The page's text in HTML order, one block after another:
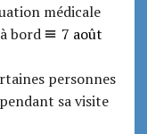
médicale
bord
7 août
personnes
sa visite